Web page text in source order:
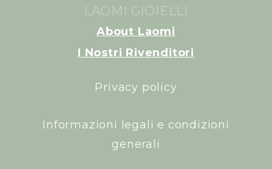
LAOMI GIOIELLI
About Laomi
I Nostri Rivenditori
Privacy policy
Informazioni legali e condizioni
generali